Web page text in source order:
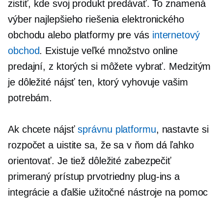
zistiť, kde svoj produkt predávať. To znamená
výber najlepšieho riešenia elektronického
obchodu alebo platformy pre vás internetový
obchod. Existuje veľké množstvo online
predajní, z ktorých si môžete vybrať. Medzitým
je dôležité nájsť ten, ktorý vyhovuje vašim
potrebám.
Ak chcete nájsťsprávnu platformu, nastavte si
rozpočet a uistite sa, že sa v ňom dá ľahko
orientovať. Je tiež dôležité zabezpečiť
primeraný prístup prvotriedny plug-ins a
integrácie a ďalšie užitočné nástroje na pomoc